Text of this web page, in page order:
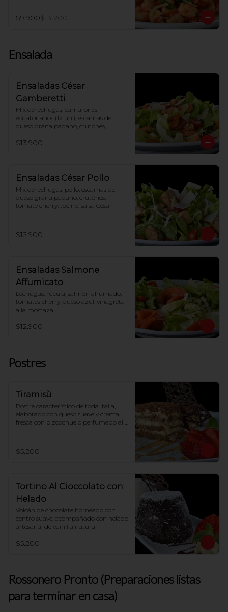
$9.900$14.200
Ensalada
Ensaladas César
Gamberetti
Mix de lechugas, camarones
ecuatorianos (12 un.), escamas de
queso grana padano, crutones,
$13.900
Ensaladas César Pollo
Mix de lechugas, pollo, escamas de
queso grana padano, crutones,
tomate cherry, tocino, salsa César
$12.900
Ensaladas Salmone
Affumicato
Lechugas, rúcula, salmón ahumado,
tomates cherry, queso azul, vinagreta
a la mostaza
$12.900
Postres
Tiramisù
Postre característico de toda Italia,
elaborado con queso suave y crema
fresca con bizcochuelo perfumado al
$5.200
Tortino Al Cioccolato con
Helado
Volcán de chocolate horneado con
centro suave, acompañado con helado
artesanal de vainilla natural
$5.200
Rossonero Pronto (Preparaciones listas
para terminar en casa)